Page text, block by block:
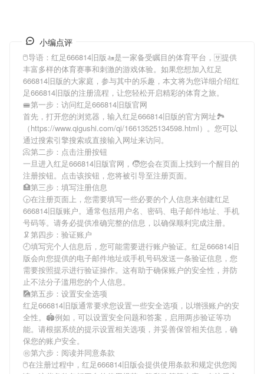
小编点评
🖱导语： 红足666814旧版🚤是一家备受瞩目的体育平台，🈂提供
丰富多样的体育赛事和刺激的游戏体验。如果您想加入红足
666814旧版的大家庭，参与其中的乐趣，本文将为您详细介绍红
足666814旧版的注册流程，让您轻松开启精彩的体育之旅。
🚝第一步：访问红足666814旧版官网
首先，打开您的浏览器，输入红足666814旧版的官方网址🏞
（https://www.qigushi.com/qi/16613525134598.html）。您可以
通过搜索引擎搜索或直接输入网址来访问。
📀第二步：点击注册按钮
一旦进入红足666814旧版官网，🧒您会在页面上找到一个醒目的
注册按钮。点击该按钮，您将被引导至注册页面。
🏥第三步：填写注册信息
🕞在注册页面上，您需要填写一些必要的个人信息来创建红足
666814旧版账户。通常包括用户名、密码、电子邮件地址、手机
号码等。请务必提供准确完整的信息，以确保顺利完成注册。
🦑第四步：验证账户
🕘填写完个人信息后，您可能需要进行账户验证。 红足666814旧
版会向您提供的电子邮件地址或手机号码发送一条验证信息，您
需要按照提示进行验证操作。这有助于确保账户的安全性，并防
止不法分子滥用您的个人信息。
🎑第五步：设置安全选项
红足666814旧版通常要求您设置一些安全选项，以增强账户的安
全性。🏟例如，可以设置安全问题和答案，启用两步验证等功
能。请根据系统的提示设置相关选项，并妥善保管相关信息，确
保您的账户安全。
㊗第六步：阅读并同意条款
🖱在注册过程中， 红足666814旧版会提供使用条款和规定供您阅